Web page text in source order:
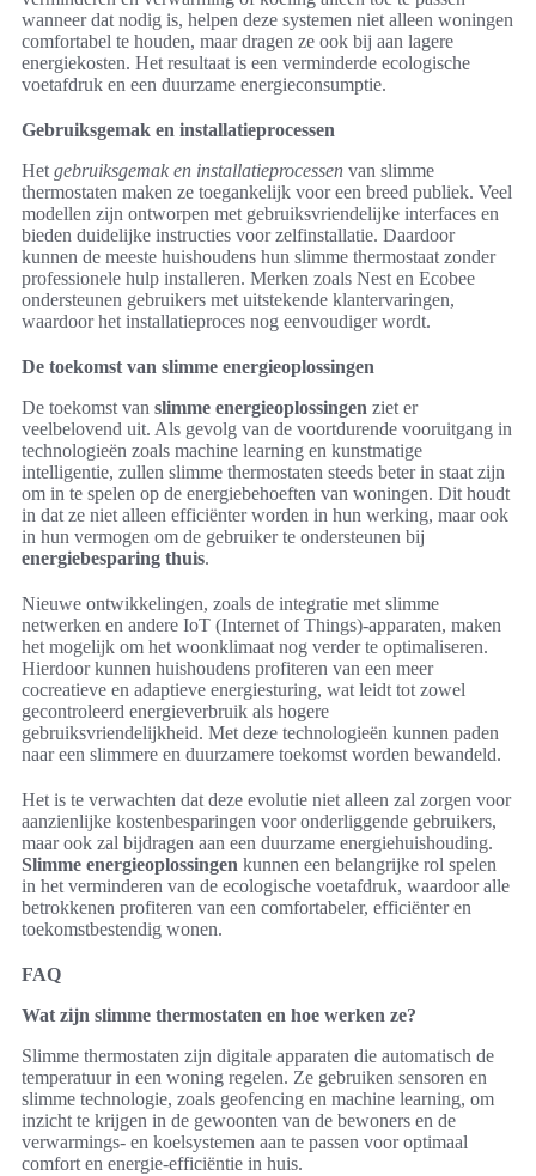
wanneer dat nodig is, helpen deze systemen niet alleen woningen
comfortabel te houden, maar dragen ze ook bij aan lagere
energiekosten. Het resultaat is een verminderde ecologische
voetafdruk en een duurzame energieconsumptie.
Gebruiksgemak en installatieprocessen
Het gebruiksgemak en installatieprocessen van slimme
thermostaten maken ze toegankelijk voor een breed publiek. Veel
modellen zijn ontworpen met gebruiksvriendelijke interfaces en
bieden duidelijke instructies voor zelfinstallatie. Daardoor
kunnen de meeste huishoudens hun slimme thermostaat zonder
professionele hulp installeren. Merken zoals Nest en Ecobee
ondersteunen gebruikers met uitstekende klantervaringen,
waardoor het installatieproces nog eenvoudiger wordt.
De toekomst van slimme energieoplossingen
De toekomst van slimme energieoplossingen ziet er
veelbelovend uit. Als gevolg van de voortdurende vooruitgang in
technologieën zoals machine learning en kunstmatige
intelligentie, zullen slimme thermostaten steeds beter in staat zijn
om in te spelen op de energiebehoeften van woningen. Dit houdt
in dat ze niet alleen efficiënter worden in hun werking, maar ook
in hun vermogen om de gebruiker te ondersteunen bij
energiebesparing thuis.
Nieuwe ontwikkelingen, zoals de integratie met slimme
netwerken en andere IoT (Internet of Things)-apparaten, maken
het mogelijk om het woonklimaat nog verder te optimaliseren.
Hierdoor kunnen huishoudens profiteren van een meer
cocreatieve en adaptieve energiesturing, wat leidt tot zowel
gecontroleerd energieverbruik als hogere
gebruiksvriendelijkheid. Met deze technologieën kunnen paden
naar een slimmere en duurzamere toekomst worden bewandeld.
Het is te verwachten dat deze evolutie niet alleen zal zorgen voor
aanzienlijke kostenbesparingen voor onderliggende gebruikers,
maar ook zal bijdragen aan een duurzame energiehuishouding.
Slimme energieoplossingen kunnen een belangrijke rol spelen
in het verminderen van de ecologische voetafdruk, waardoor alle
betrokkenen profiteren van een comfortabeler, efficiënter en
toekomstbestendig wonen.
FAQ
Wat zijn slimme thermostaten en hoe werken ze?
Slimme thermostaten zijn digitale apparaten die automatisch de
temperatuur in een woning regelen. Ze gebruiken sensoren en
slimme technologie, zoals geofencing en machine learning, om
inzicht te krijgen in de gewoonten van de bewoners en de
verwarmings- en koelsystemen aan te passen voor optimaal
comfort en energie-efficiëntie in huis.